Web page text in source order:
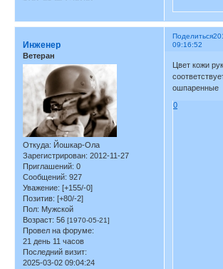
Поделиться
09:16:52
Инженер
Ветеран
Откуда: Йошкар-Ола
Зарегистрирован: 2012-11-27
Приглашений: 0
Сообщений: 927
Уважение: [+155/-0]
Позитив: [+80/-2]
Пол: Мужской
Возраст: 56 [1970-05-21]
Провел на форуме:
21 день 11 часов
Последний визит:
2025-03-02 09:04:24
Цвет кожи
ошпаренные
0